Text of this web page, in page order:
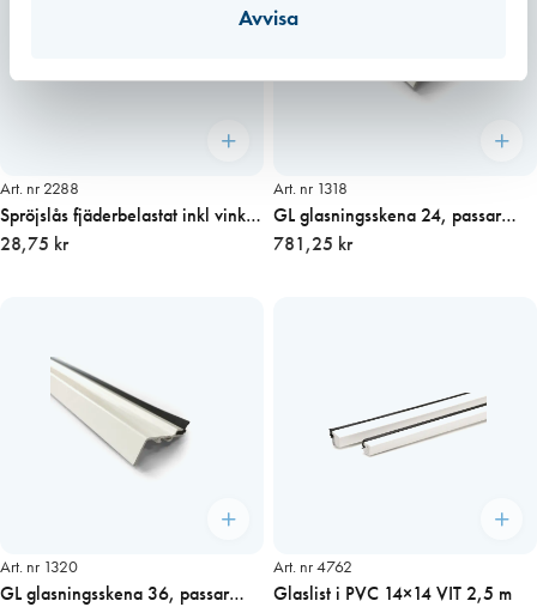
Avvisa
Art. nr 2288
Spröjslås fjäderbelastat inkl vinkel
(UTGÅTT)
28,75 kr
Art. nr 1318
GL glasningsskena 24, passar
falsdjup 16-21 mm VIT Längd 3 m
781,25 kr
Art. nr 1320
GL glasningsskena 36, passar
Art. nr 4762
Glaslist i PVC 14×14 VIT 2,5 m